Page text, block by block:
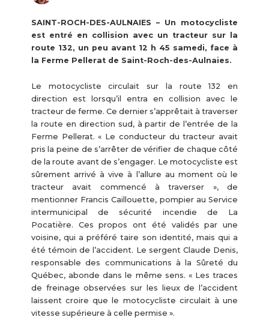
SAINT-ROCH-DES-AULNAIES – Un motocycliste
est entré en collision avec un tracteur sur la
route 132, un peu avant 12 h 45 samedi, face à
la Ferme Pellerat de Saint-Roch-des-Aulnaies.
Le motocycliste circulait sur la route 132 en
direction est lorsqu’il entra en collision avec le
tracteur de ferme. Ce dernier s’apprêtait à traverser
la route en direction sud, à partir de l’entrée de la
Ferme Pellerat. « Le conducteur du tracteur avait
pris la peine de s’arrêter de vérifier de chaque côté
de la route avant de s’engager. Le motocycliste est
sûrement arrivé à vive à l’allure au moment où le
tracteur avait commencé à traverser », de
mentionner Francis Caillouette, pompier au Service
intermunicipal de sécurité incendie de La
Pocatière. Ces propos ont été validés par une
voisine, qui a préféré taire son identité, mais qui a
été témoin de l’accident. Le sergent Claude Denis,
responsable des communications à la Sûreté du
Québec, abonde dans le même sens. « Les traces
de freinage observées sur les lieux de l’accident
laissent croire que le motocycliste circulait à une
vitesse supérieure à celle permise ».